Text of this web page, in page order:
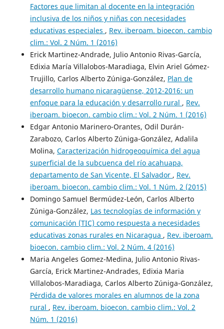
Factores que limitan al docente en la integración
inclusiva de los niños y niñas con necesidades
educativas especiales , Rev. iberoam. bioecon. cambio
clim.: Vol. 2 Núm. 1 (2016)
Erick Martinez-Andrade, Julio Antonio Rivas-García,
Edixia María Villalobos-Maradiaga, Elvin Ariel Gómez-
Trujillo, Carlos Alberto Zúniga-González, Plan de
desarrollo humano nicaragüense, 2012-2016: un
enfoque para la educación y desarrollo rural , Rev.
iberoam. bioecon. cambio clim.: Vol. 2 Núm. 1 (2016)
Edgar Antonio Marinero-Orantes, Odil Durán-
Zarabozo, Carlos Alberto Zúniga-González, Adalila
Molina, Caracterización hidrogeoquímica del agua
superficial de la subcuenca del río acahuapa,
departamento de San Vicente, El Salvador , Rev.
iberoam. bioecon. cambio clim.: Vol. 1 Núm. 2 (2015)
Domingo Samuel Bermúdez-León, Carlos Alberto
Zúniga-González, Las tecnologías de información y
comunicación (TIC) como respuesta a necesidades
educativas zonas rurales en Nicaragua , Rev. iberoam.
bioecon. cambio clim.: Vol. 2 Núm. 4 (2016)
Maria Angeles Gomez-Medina, Julio Antonio Rivas-
García, Erick Martinez-Andrades, Edixia Maria
Villalobos-Maradiaga, Carlos Alberto Zúniga-González,
Pérdida de valores morales en alumnos de la zona
rural , Rev. iberoam. bioecon. cambio clim.: Vol. 2
Núm. 1 (2016)